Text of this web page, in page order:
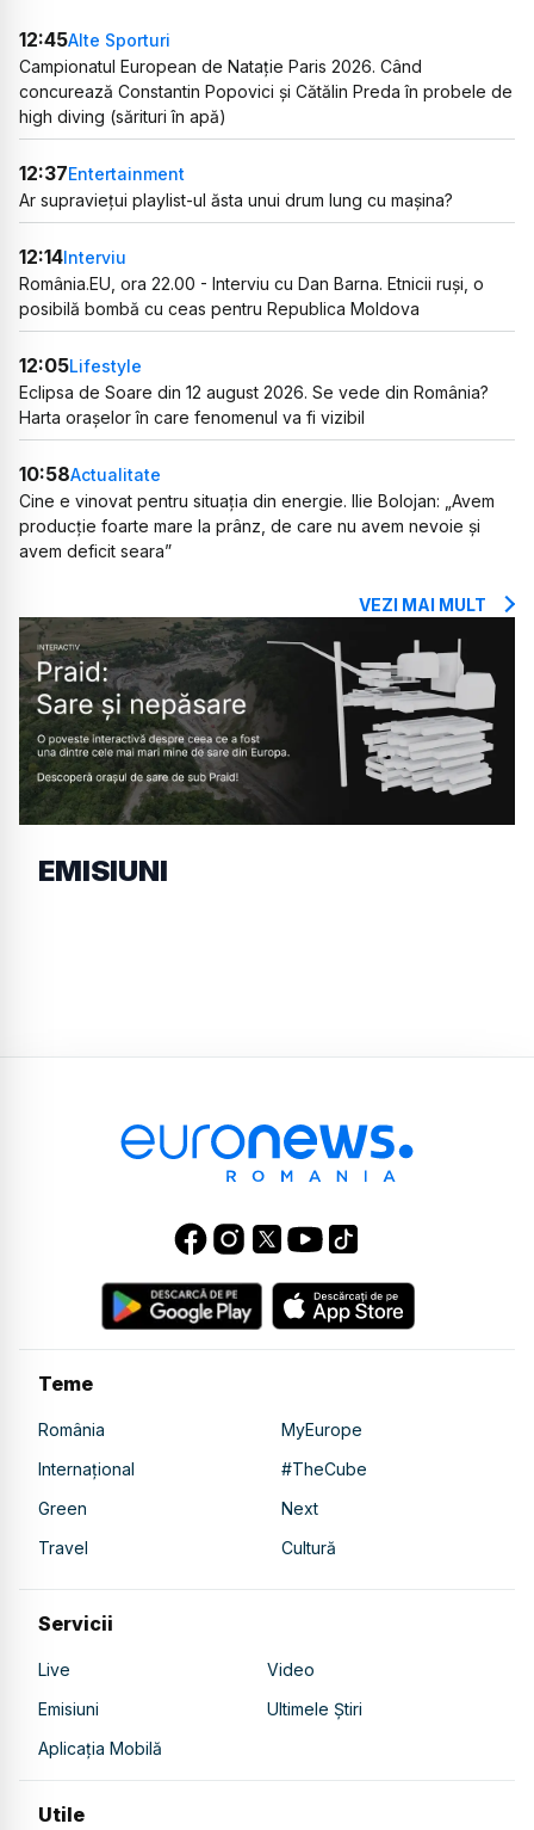
12:45Alte Sporturi
Campionatul European de Natație Paris 2026. Când
concurează Constantin Popovici și Cătălin Preda în probele de
high diving (sărituri în apă)
12:37Entertainment
Ar supraviețui playlist-ul ăsta unui drum lung cu mașina?
12:14Interviu
România.EU, ora 22.00 - Interviu cu Dan Barna. Etnicii ruși, o
posibilă bombă cu ceas pentru Republica Moldova
12:05Lifestyle
Eclipsa de Soare din 12 august 2026. Se vede din România?
Harta orașelor în care fenomenul va fi vizibil
10:58Actualitate
Cine e vinovat pentru situația din energie. Ilie Bolojan: „Avem
producție foarte mare la prânz, de care nu avem nevoie și
avem deficit seara”
VEZI MAI MULT
EMISIUNI
Teme
România
MyEurope
Internațional
#TheCube
Green
Next
Travel
Cultură
Servicii
Live
Video
Emisiuni
Ultimele Știri
Aplicația Mobilă
Utile